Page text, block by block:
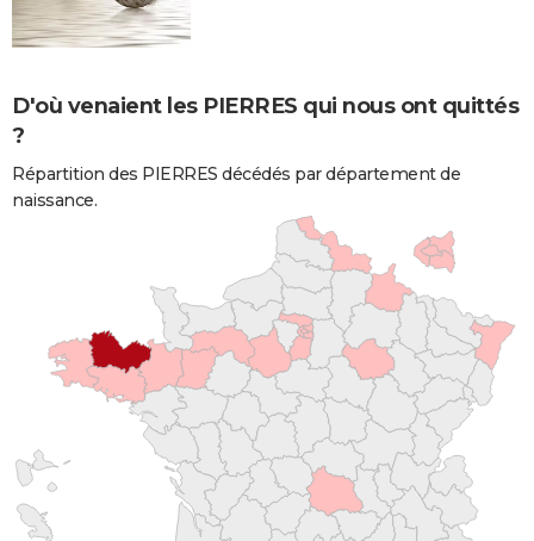
D'où venaient les PIERRES qui nous ont quittés
?
Répartition des PIERRES décédés par département de
naissance.